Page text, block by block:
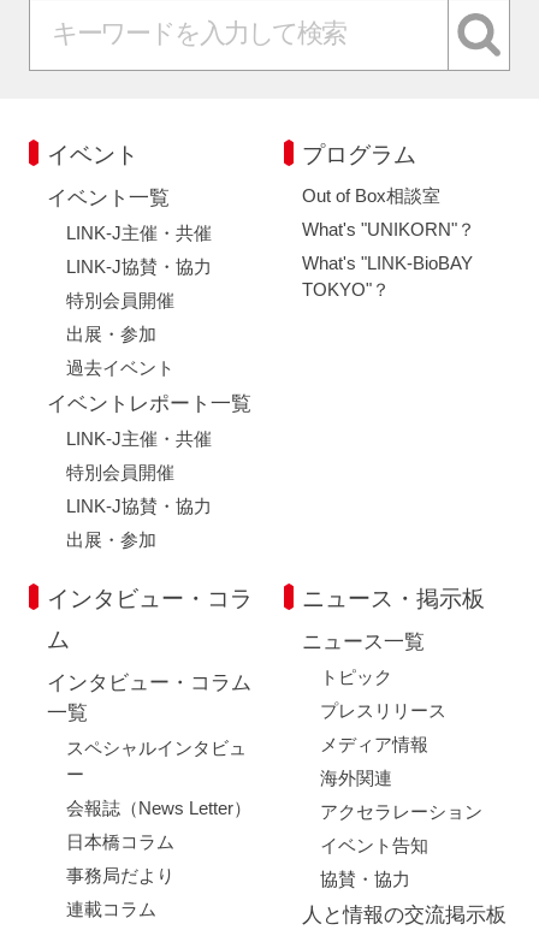
イベント
イベント一覧
LINK-J主催・共催
LINK-J協賛・協力
特別会員開催
出展・参加
過去イベント
イベントレポート一覧
LINK-J主催・共催
特別会員開催
LINK-J協賛・協力
出展・参加
プログラム
Out of Box相談室
What's "UNIKORN"？
What's "LINK-BioBAY
TOKYO"？
インタビュー・コラ
ム
インタビュー・コラム
一覧
スペシャルインタビュ
ー
会報誌（News Letter）
日本橋コラム
事務局だより
連載コラム
ニュース・掲示板
ニュース一覧
トピック
プレスリリース
メディア情報
海外関連
アクセラレーション
イベント告知
協賛・協力
人と情報の交流掲示板